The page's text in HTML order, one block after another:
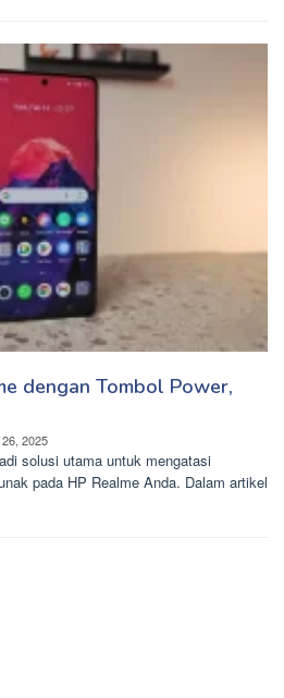
dengan Tombol Power,
2025
solusi utama untuk mengatasi
pada HP Realme Anda. Dalam artikel